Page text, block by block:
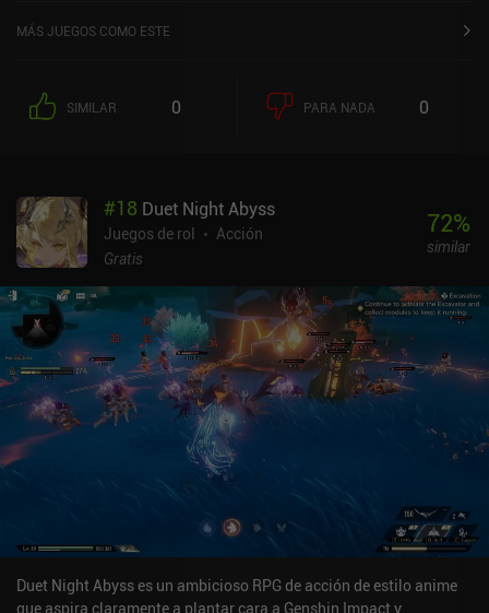
MÁS JUEGOS COMO ESTE
SIMILAR 0 PARA NADA 0
#18 Duet Night Abyss
Juegos de rol
Acción
Gratis
72%
similar
Duet Night Abyss es un ambicioso RPG de acción de estilo anime
que aspira claramente a plantar cara a Genshin Impact y